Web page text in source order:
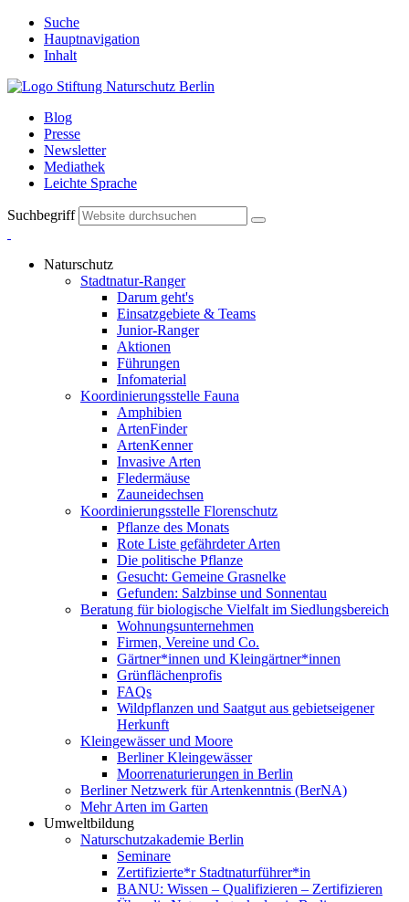
Suche
Hauptnavigation
Inhalt
Blog
Presse
Newsletter
Mediathek
Leichte Sprache
Suchbegriff
Naturschutz
Stadtnatur-Ranger
Darum geht's
Einsatzgebiete & Teams
Junior-Ranger
Aktionen
Führungen
Infomaterial
Koordinierungsstelle Fauna
Amphibien
ArtenFinder
ArtenKenner
Invasive Arten
Fledermäuse
Zauneidechsen
Koordinierungsstelle Florenschutz
Pflanze des Monats
Rote Liste gefährdeter Arten
Die politische Pflanze
Gesucht: Gemeine Grasnelke
Gefunden: Salzbinse und Sonnentau
Beratung für biologische Vielfalt im Siedlungsbereich
Wohnungsunternehmen
Firmen, Vereine und Co.
Gärtner*innen und Kleingärtner*innen
Grünflächenprofis
FAQs
Wildpflanzen und Saatgut aus gebietseigener
Herkunft
Kleingewässer und Moore
Berliner Kleingewässer
Moorrenaturierungen in Berlin
Berliner Netzwerk für Artenkenntnis (BerNA)
Mehr Arten im Garten
Umweltbildung
Naturschutzakademie Berlin
Seminare
Zertifizierte*r Stadtnaturführer*in
BANU: Wissen – Qualifizieren – Zertifizieren